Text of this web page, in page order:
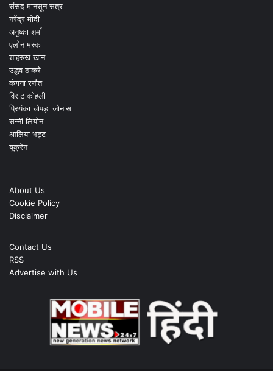
संसद मानसून सत्र
नरेंद्र मोदी
अनुष्का शर्मा
एलोन मस्क
शाहरुख खान
उद्धव ठाकरे
कंगना रनौत
विराट कोहली
प्रियंका चोपड़ा जोनास
सन्नी लियोन
आलिया भट्ट
यूक्रेन
About Us
Cookie Policy
Disclaimer
Contact Us
RSS
Advertise with Us